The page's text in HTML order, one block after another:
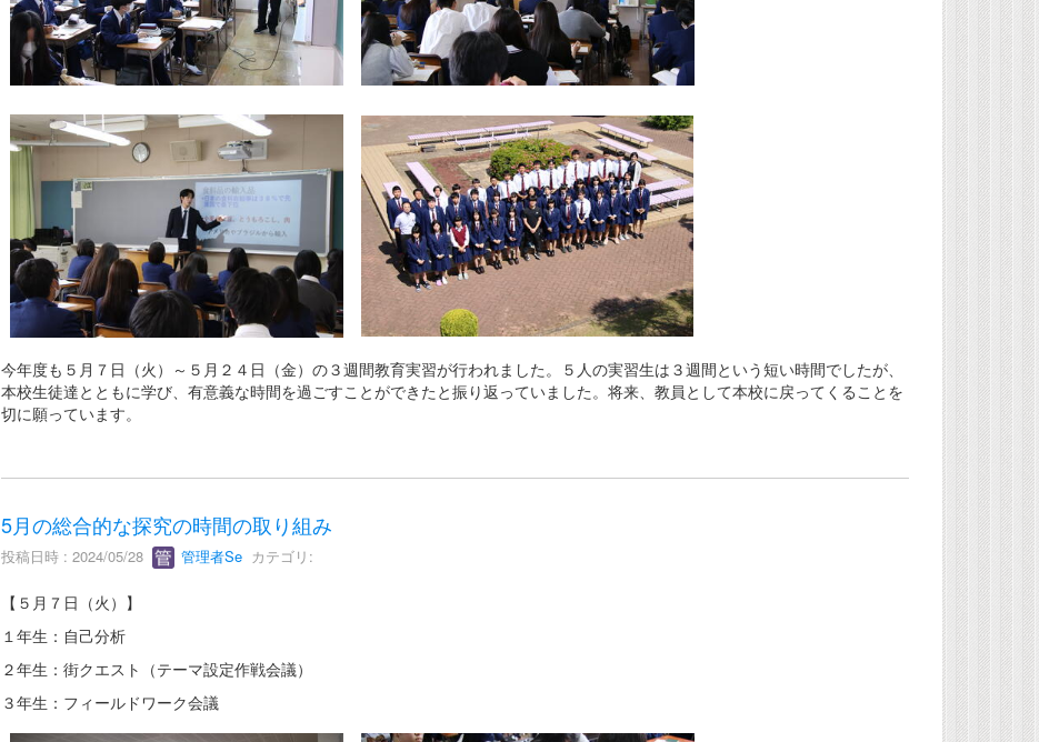
今年度も５月７日（火）～５月２４日（金）の３週間教育実習が行われました。５人の実習生は３週間という短い時間でしたが、
本校生徒達とともに学び、有意義な時間を過ごすことができたと振り返っていました。将来、教員として本校に戻ってくることを
切に願っています。
5月の総合的な探究の時間の取り組み
投稿日時 : 2024/05/28 管理者Seカテゴリ:
【５月７日（火）】
１年生：自己分析
２年生：街クエスト（テーマ設定作戦会議）
３年生：フィールドワーク会議